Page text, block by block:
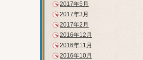
2017年5月
2017年3月
2017年2月
2016年12月
2016年11月
2016年10月